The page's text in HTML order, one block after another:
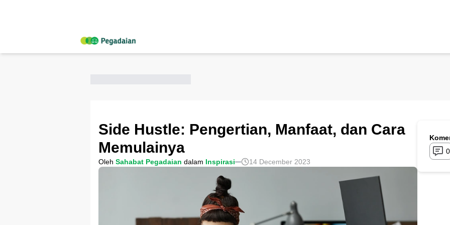
Side Hustle: Pengertian, Manfaat, dan Cara
Memulainya
Oleh Sahabat Pegadaian dalam Inspirasi 14 December 2023
0